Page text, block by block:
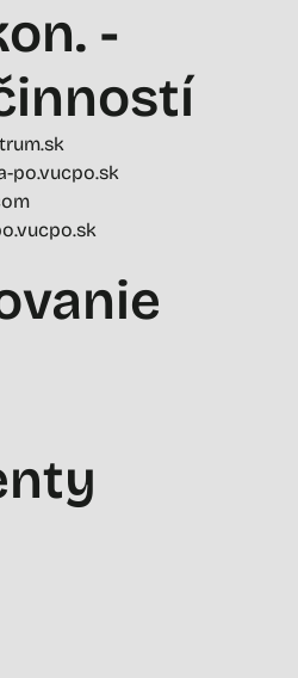
-
po.vucpo.sk